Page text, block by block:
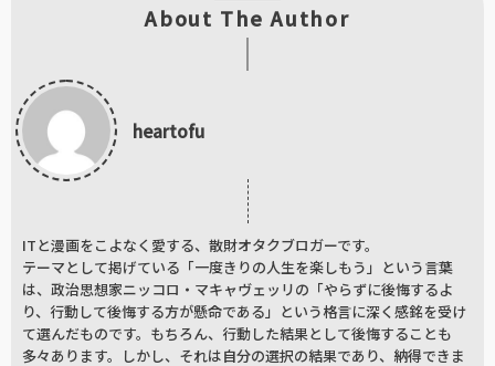
About The Author
heartofu
ITと漫画をこよなく愛する、散財オタクブロガーです。
テーマとして掲げている「一度きりの人生を楽しもう」という言葉
は、政治思想家ニッコロ・マキャヴェッリの「やらずに後悔するよ
り、行動して後悔する方が懸命である」という格言に深く感銘を受け
て選んだものです。もちろん、行動した結果として後悔することも
多々あります。しかし、それは自分の選択の結果であり、納得できま